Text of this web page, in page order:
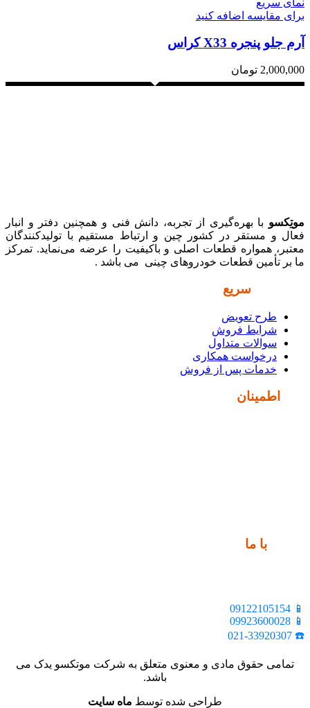
نمای سریع
برای مقایسه اضافه کنید
آرم جلو پنجره X33 کراس
2,000,000 تومان
موتِکسو با بهره‌گیری از تجربه، دانش فنی و همچنین دفتر و انبار
فعال و مستقر در کشور چین و ارتباط مستقیم با تولیدکنندگان
معتبر، همواره قطعات اصلی و باکیفیت را عرضه می‌نماید. تمرکز
ما بر تأمین قطعات خودروهای چینی می باشد .
سریع
طرح تعویض
شرایط فروش
سوالات متداول
درخواست همکاری
خدمات پس از فروش
اطمینان
با ما
📱 09122105154
📱 09923600028
☎️ 021-33920307
تمامی حقوق مادی و معنوی متعلق به شرکت موتکسو یدک می
باشد.
طراحی شده توسط ماه سایت